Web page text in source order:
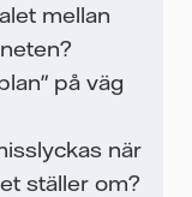
mellan
på väg
när
ställer om?